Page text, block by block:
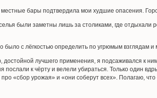
местные бары подтвердила мои худшие опасения.
были заметны лишь за столиками, где
с лёгкостью определить по угрюмым взглядам и
достойной лучшего применения, я подсаживался к
послали к чёрту и велели убираться. Только один
«сбор урожая» и «они соберут всех». Полагаю, что